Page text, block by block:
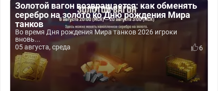
Золотой вагон возвращается: как обменять
серебро на золото ко Дню рождения Мира
танков
Во время Дня рождения Мира танков 2026 игроки
вновь...
05 августа, среда
6